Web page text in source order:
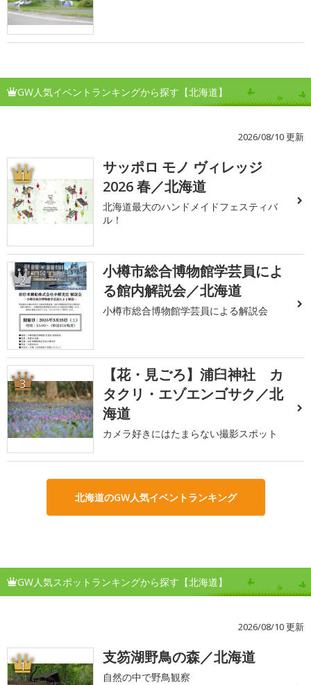
GW人気イベントランキングから探す【北海道】
2026/08/10 更新
1
サッポロ モノ ヴィレッジ
2026 春／北海道
北海道最大のハンドメイドフェスティバ
ル！
2
小樽市総合博物館学芸員によ
る館内解説会／北海道
小樽市総合博物館学芸員による解説会
3
【花・見ごろ】浦臼神社 カ
タクリ・エゾエンゴサク／北
海道
カメラ好きにはたまらない撮影スポット
北海道のGW人気イベントランキング
GW人気スポットランキングから探す【北海道】
2026/08/10 更新
1 支笏湖野鳥の森／北海道
自然の中で野鳥観察